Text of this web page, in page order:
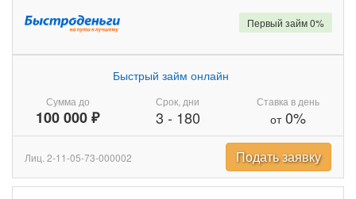
Сумма до
100 000 ₽
Быстрый займ онлайн
Срок, дни
3 - 180
Ставка в день
от0%
Первый займ 0%
Лиц. 2-11-05-73-000002 Подать заявку